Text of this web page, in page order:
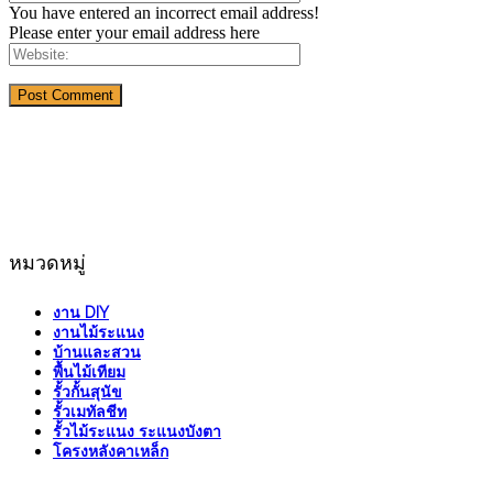
You have entered an incorrect email address!
Please enter your email address here
หมวดหมู่
งาน DIY
งานไม้ระแนง
บ้านและสวน
พื้นไม้เทียม
รั้วกั้นสุนัข
รั้วเมทัลชีท
รั้วไม้ระแนง ระแนงบังตา
โครงหลังคาเหล็ก